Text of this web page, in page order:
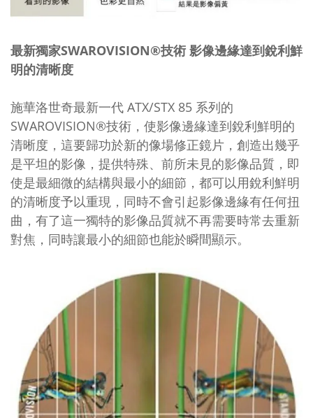
最新獨家SWAROVISION®技術 影像邊緣達到銳利鮮
明的清晰度
施華洛世奇最新一代 ATX/STX 85 系列的
SWAROVISION®技術，使影像邊緣達到銳利鮮明的
清晰度，這要歸功於新的像場修正鏡片，創造出幾乎
是平坦的影像，提供特殊、前所未見的影像品質，即
使是最細微的結構與最小的細節，都可以用銳利鮮明
的清晰度予以重現，同時不會引起影像邊緣有任何扭
曲，有了這一獨特的影像品質就不再需要時常去重新
對焦，同時讓最小的細節也能於瞬間顯示。